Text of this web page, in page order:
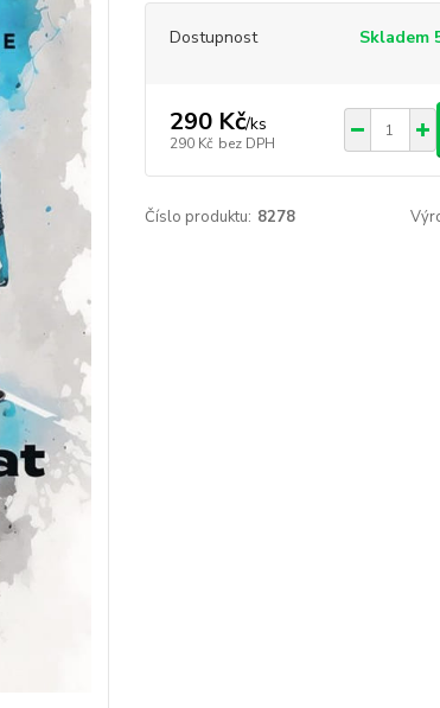
Dostupnost Skladem
290 Kč/ks
290 Kč bez DPH
Číslo produktu: 8278